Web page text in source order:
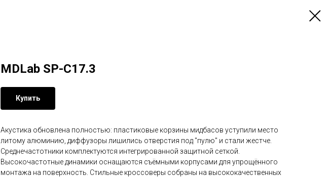
MDLab SP-C17.3
Купить
Акустика обновлена полностью: пластиковые корзины мидбасов уступили место
литому алюминию, диффузоры лишились отверстия под "пулю" и стали жестче.
Среднечастотники комплектуются интегрированной защитной сеткой.
Высокочастотные динамики оснащаются съёмными корпусами для упрощённого
монтажа на поверхность. Стильные кроссоверы собраны на высококачественных